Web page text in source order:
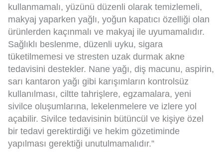
kullanmamalı, yüzünü düzenli olarak temizlemeli,
makyaj yaparken yağlı, yoğun kapatıcı özelliği olan
ürünlerden kaçınmalı ve makyaj ile uyumamalıdır.
Sağlıklı beslenme, düzenli uyku, sigara
tüketilmemesi ve stresten uzak durmak akne
tedavisini destekler. Nane yağı, diş macunu, aspirin,
sarı kantaron yağı gibi karışımların kontrolsüz
kullanılması, ciltte tahrişlere, egzamalara, yeni
sivilce oluşumlarına, lekelenmelere ve izlere yol
açabilir. Sivilce tedavisinin bütüncül ve kişiye özel
bir tedavi gerektirdiği ve hekim gözetiminde
yapılması gerektiği unutulmamalıdır.”